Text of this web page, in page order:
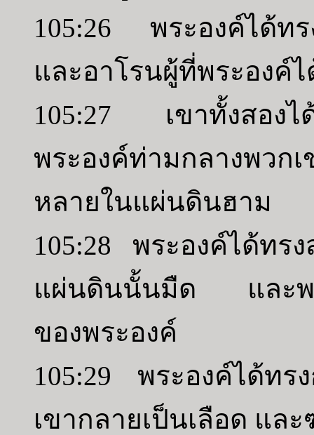
105:26 พระองค์ได้ทร
และอาโรนผู้ที่พระองค์ไ
105:27 เขาทั้งสองไ
พระองค์ท่ามกลางพ
หลายในแผ่นดินฮาม
105:28 พระองค์ได้ทร
แผ่นดินนั้นมืด และพว
ของพระองค์
105:29 พระองค์ได้ทร
เขากลายเป็นเลือด แล